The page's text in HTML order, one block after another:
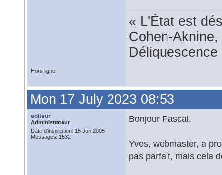
« L'État est
Cohen-
Hors ligne
Mon 17 July 2023 08:53
editeur
Administrateur
Date d'inscription: 15 Jun 2005
Messages: 1532
Bonjour Pascal,
Yves, webmaster, a
pas parfait, mais cela